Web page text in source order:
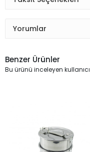
Yorumlar
Benzer Ürünler
Bu ürünü inceleyen